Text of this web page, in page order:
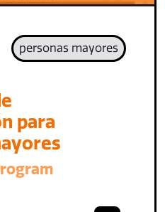
personas mayores
para